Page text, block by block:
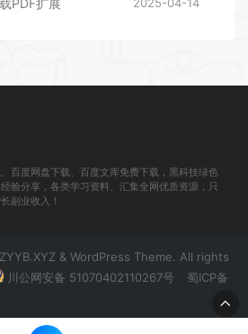
PDF扩展
百度网盘下载、百度文库免费下载，黑科技绿色
验分享，各类学习资料、汇集全网优质资源，只
副业收入！
& WordPress Theme. All rights
川公网安备 51070402110267号
蜀ICP备